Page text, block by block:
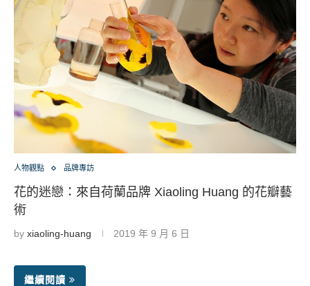
人物觀點 品牌專訪
花的迷戀：來自荷蘭品牌 Xiaoling Huang 的花瓣藝
術
by xiaoling-huang 2019 年 9 月 6 日
繼續閱讀